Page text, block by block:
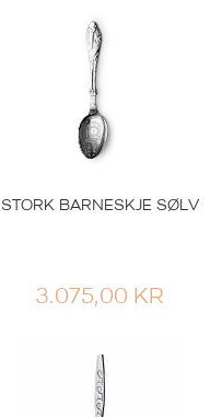
STORK BARNESKJE SØLV
3.075,00 KR